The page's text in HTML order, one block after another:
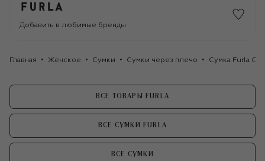
Добавить в любимые бренды
Главная Женское Сумки Сумки через плечо Сумка Furla
ВСЕ ТОВАРЫ FURLA
ВСЕ СУМКИ FURLA
ВСЕ СУМКИ